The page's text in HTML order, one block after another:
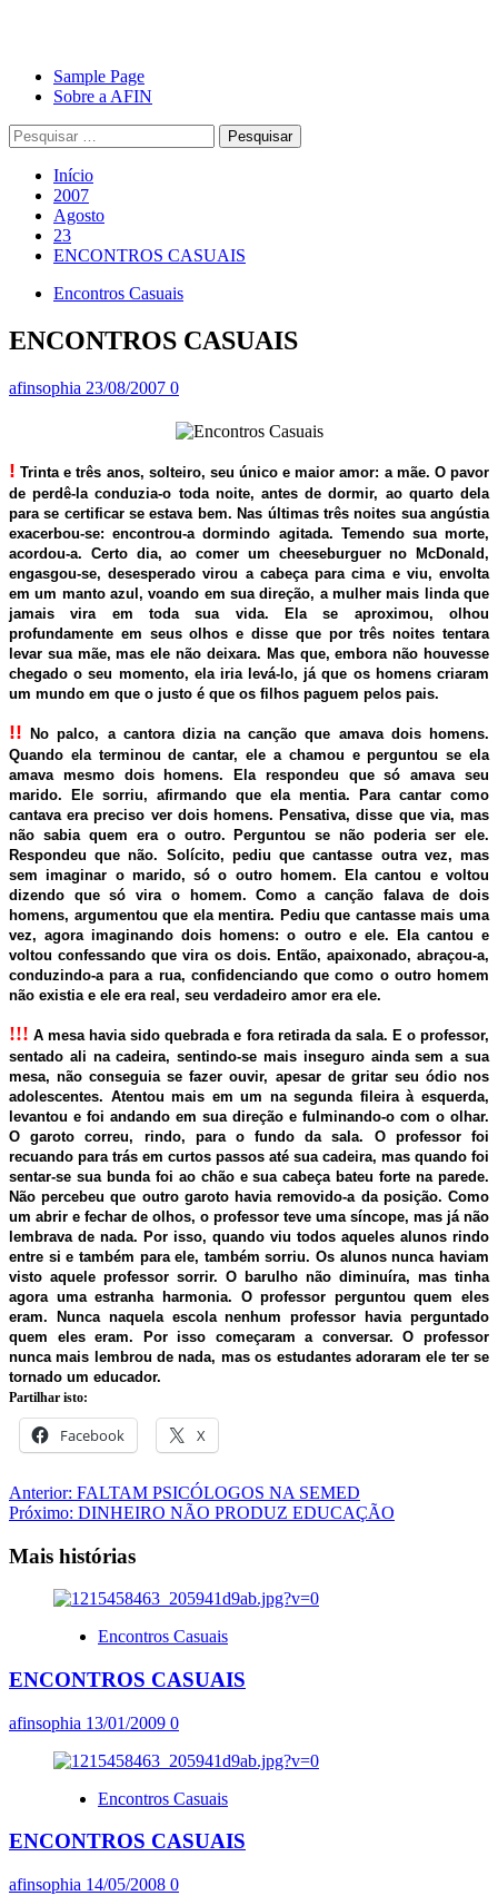
Avançar
para
conteúdo
Primary
Menu
Sample Page
Sobre a AFIN
Pesquisar
por:
Início
2007
Agosto
23
ENCONTROS CASUAIS
Encontros Casuais
ENCONTROS CASUAIS
afinsophia 23/08/2007 0
! Trinta e três anos, solteiro, seu único e maior amor: a mãe. O pavor
de perdê-la conduzia-o toda noite, antes de dormir, ao quarto dela
para se certificar se estava bem. Nas últimas três noites sua angústia
exacerbou-se: encontrou-a dormindo agitada. Temendo sua morte,
acordou-a. Certo dia, ao comer um cheeseburguer no McDonald,
engasgou-se, desesperado virou a cabeça para cima e viu, envolta
em um manto azul, voando em sua direção, a mulher mais linda que
jamais vira em toda sua vida. Ela se aproximou, olhou
profundamente em seus olhos e disse que por três noites tentara
levar sua mãe, mas ele não deixara. Mas que, embora não houvesse
chegado o seu momento, ela iria levá-lo, já que os homens criaram
um mundo em que o justo é que os filhos paguem pelos pais.
!! No palco, a cantora dizia na canção que amava dois homens.
Quando ela terminou de cantar, ele a chamou e perguntou se ela
amava mesmo dois homens. Ela respondeu que só amava seu
marido. Ele sorriu, afirmando que ela mentia. Para cantar como
cantava era preciso ver dois homens. Pensativa, disse que via, mas
não sabia quem era o outro. Perguntou se não poderia ser ele.
Respondeu que não. Solícito, pediu que cantasse outra vez, mas
sem imaginar o marido, só o outro homem. Ela cantou e voltou
dizendo que só vira o homem. Como a canção falava de dois
homens, argumentou que ela mentira. Pediu que cantasse mais uma
vez, agora imaginando dois homens: o outro e ele. Ela cantou e
voltou confessando que vira os dois. Então, apaixonado, abraçou-a,
conduzindo-a para a rua, confidenciando que como o outro homem
não existia e ele era real, seu verdadeiro amor era ele.
!!! A mesa havia sido quebrada e fora retirada da sala. E o professor,
sentado ali na cadeira, sentindo-se mais inseguro ainda sem a sua
mesa, não conseguia se fazer ouvir, apesar de gritar seu ódio nos
adolescentes. Atentou mais em um na segunda fileira à esquerda,
levantou e foi andando em sua direção e fulminando-o com o olhar.
O garoto correu, rindo, para o fundo da sala. O professor foi
recuando para trás em curtos passos até sua cadeira, mas quando foi
sentar-se sua bunda foi ao chão e sua cabeça bateu forte na parede.
Não percebeu que outro garoto havia removido-a da posição. Como
um abrir e fechar de olhos, o professor teve uma síncope, mas já não
lembrava de nada. Por isso, quando viu todos aqueles alunos rindo
entre si e também para ele, também sorriu. Os alunos nunca haviam
visto aquele professor sorrir. O barulho não diminuíra, mas tinha
agora uma estranha harmonia. O professor perguntou quem eles
eram. Nunca naquela escola nenhum professor havia perguntado
quem eles eram. Por isso começaram a conversar. O professor
nunca mais lembrou de nada, mas os estudantes adoraram ele ter se
tornado um educador.
Partilhar isto:
Facebook X
Navegação
de
artigos
Anterior: FALTAM PSICÓLOGOS NA SEMED
Próximo: DINHEIRO NÃO PRODUZ EDUCAÇÃO
Mais histórias
Encontros Casuais
ENCONTROS CASUAIS
afinsophia 13/01/2009 0
Encontros Casuais
ENCONTROS CASUAIS
afinsophia 14/05/2008 0